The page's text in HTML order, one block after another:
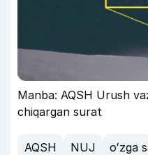
Manba: AQSH Urush
chiqargan surat
AQSH NUJ
oʻzga